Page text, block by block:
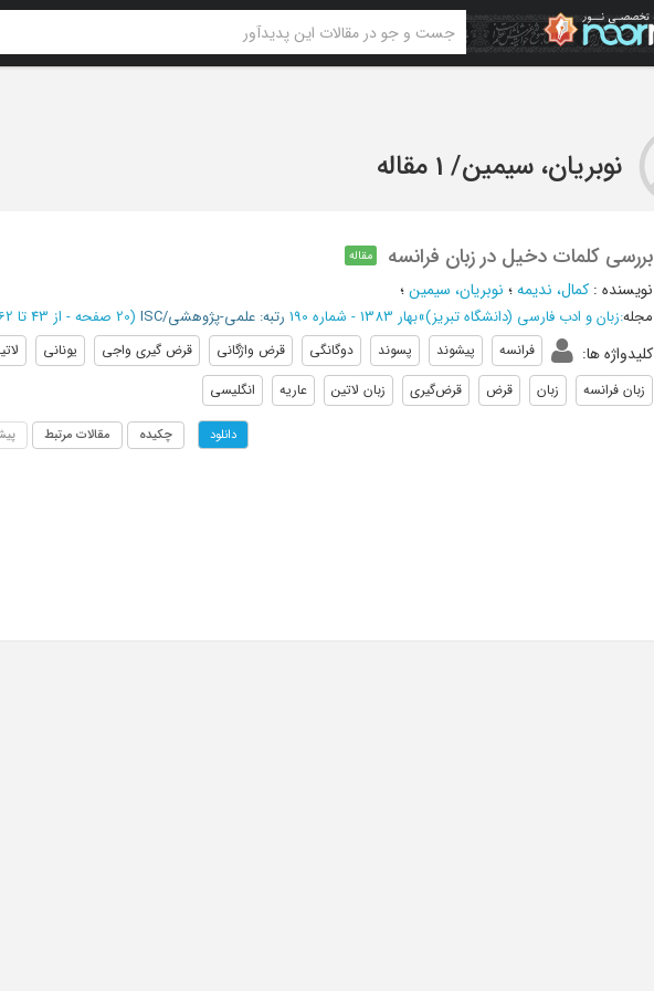
نوبریان، سیمین/ 1 مقاله
بررسی کلمات دخیل در زبان فرانسه مقاله
نویسنده : کمال، ندیمه؛ نوبریان، سیمین؛
مجله:زبان و ادب فارسی (دانشگاه تبریز)»بهار 1383 - شماره 190 رتبه: علمی-پژوهشی/ISC (‎20 صفحه - از 43 تا 62
کلیدواژه ها: فرانسه پیشوند پسوند دوگانگی قرض واژگانی قرض گیری واجی یونانی
زبان فرانسه
زبان قرض قرض‌گیری زبان لاتین عاریه انگلیسی
دانلود چکیده مقالات مرتبط